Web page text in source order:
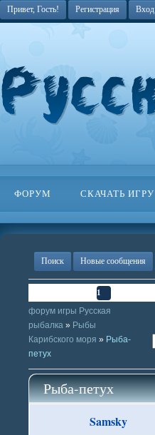
Привет, Гость! Регистрация Вход
ФОРУМ СКАЧАТЬ ИГРУ
Поиск Новые сообщения
1
форум игры Русская
рыбалка » Рыбы
Карибского моря » Рыба-
петух
Рыба-петух
Samsky